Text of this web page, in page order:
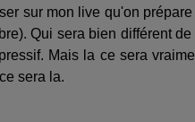
sur mon live qu'on
Qui sera bien différent
Mais la ce sera
sera la.